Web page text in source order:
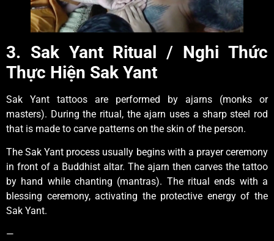
3. Sak Yant Ritual / Nghi Thức
Thực Hiện Sak Yant
Sak Yant tattoos are performed by ajarns (monks or
masters). During the ritual, the ajarn uses a sharp steel rod
that is made to carve patterns on the skin of the person.
The Sak Yant process usually begins with a prayer ceremony
in front of a Buddhist altar. The ajarn then carves the tattoo
by hand while chanting (mantras). The ritual ends with a
blessing ceremony, activating the protective energy of the
Sak Yant.
—